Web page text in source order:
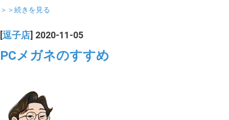
＞＞続きを見る
逗子店 ] 2020-11-05
PCメガネのすすめ